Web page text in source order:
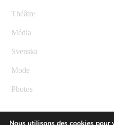
Théâtre
Média
Svenska
Mode
Photos